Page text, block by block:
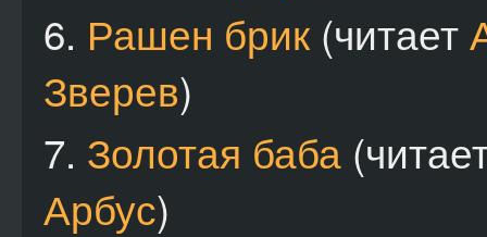
6. Рашен брик (читает
Зверев)
7. Золотая баба
Арбус)